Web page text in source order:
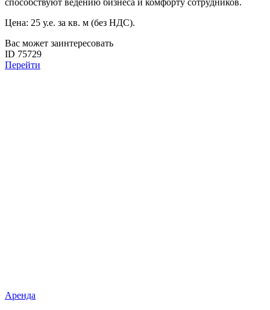
способствуют ведению бизнеса и комфорту сотрудников.
Цена: 25 у.е. за кв. м (без НДС).
Вас может заинтересовать
ID 75729
Перейти
Аренда